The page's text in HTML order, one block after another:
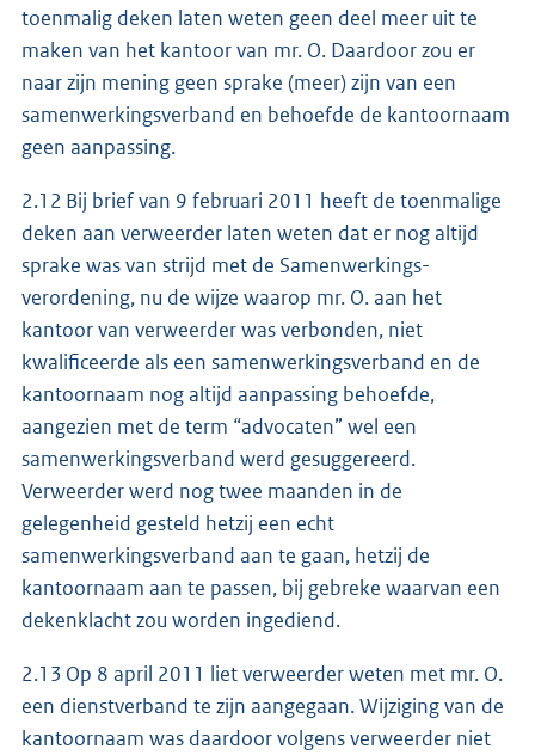
toenmalig deken laten weten geen deel meer uit te
maken van het kantoor van mr. O. Daardoor zou er
naar zijn mening geen sprake (meer) zijn van een
samenwerkingsverband en behoefde de kantoornaam
geen aanpassing.
2.12 Bij brief van 9 februari 2011 heeft de toenmalige
deken aan verweerder laten weten dat er nog altijd
sprake was van strijd met de Samenwerkings-
verordening, nu de wijze waarop mr. O. aan het
kantoor van verweerder was verbonden, niet
kwalificeerde als een samenwerkingsverband en de
kantoornaam nog altijd aanpassing behoefde,
aangezien met de term “advocaten” wel een
samenwerkingsverband werd gesuggereerd.
Verweerder werd nog twee maanden in de
gelegenheid gesteld hetzij een echt
samenwerkingsverband aan te gaan, hetzij de
kantoornaam aan te passen, bij gebreke waarvan een
dekenklacht zou worden ingediend.
2.13 Op 8 april 2011 liet verweerder weten met mr. O.
een dienstverband te zijn aangegaan. Wijziging van de
kantoornaam was daardoor volgens verweerder niet